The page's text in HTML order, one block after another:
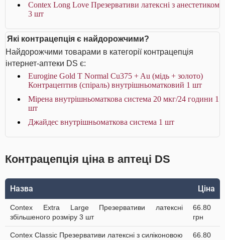
Contex Long Love Презервативи латексні з анестетиком
3 шт
Які контрацепція є найдорожчими?
Найдорожчими товарами в категорії контрацепція
інтернет-аптеки DS є:
Eurogine Gold T Normal Cu375 + Au (мідь + золото)
Контрацептив (спіраль) внутрішньоматковий 1 шт
Мірена внутрішньоматкова система 20 мкг/24 години 1
шт
Джайдес внутрішньоматкова система 1 шт
Контрацепція ціна в аптеці DS
Назва Ціна
Contex Extra Large Презервативи латексні
збільшеного розміру 3 шт
66.80
грн
Contex Classic Презервативи латексні з силіконовою
66.80